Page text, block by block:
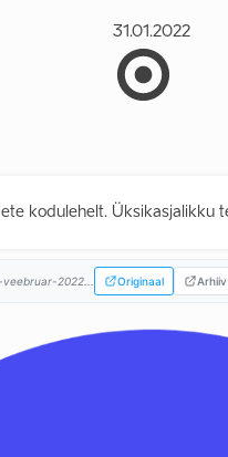
31.01.2022
kodulehelt. Üksikasjalikku
2022... Originaal Arhiiv